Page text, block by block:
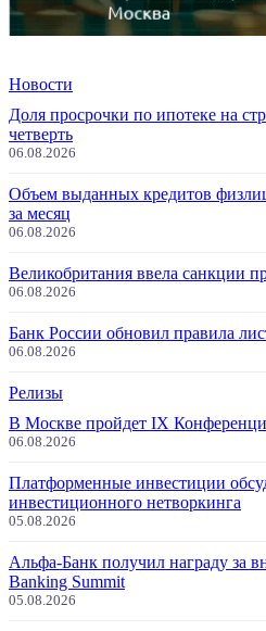
Новости
Доля просрочки по ипотеке на
четверть
06.08.2026
Объем выданных кредитов
за месяц
06.08.2026
Великобритания ввела санкции
06.08.2026
Банк России обновил правила
06.08.2026
Релизы
В Москве пройдет IX
06.08.2026
Платформенные инвестиции
инвестиционного нетворкинга
05.08.2026
Альфа-Банк получил награду за
Banking Summit
05.08.2026